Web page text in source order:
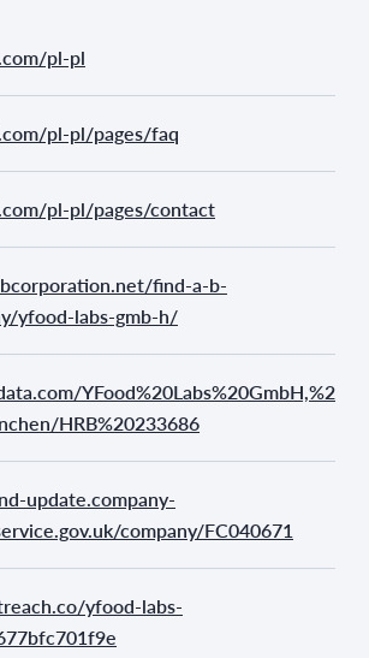
pl-pl
pl-pl/pages/faq
pl-pl/pages/contact
find-a-b-
yfood-labs-gmb-h/
YFood%20Labs%20GmbH,%2
HRB%20233686
update.company-
company/FC040671
yfood-labs-